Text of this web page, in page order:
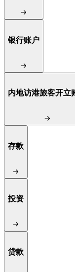
银行账户
内地访港旅客开立
存款
投资
贷款